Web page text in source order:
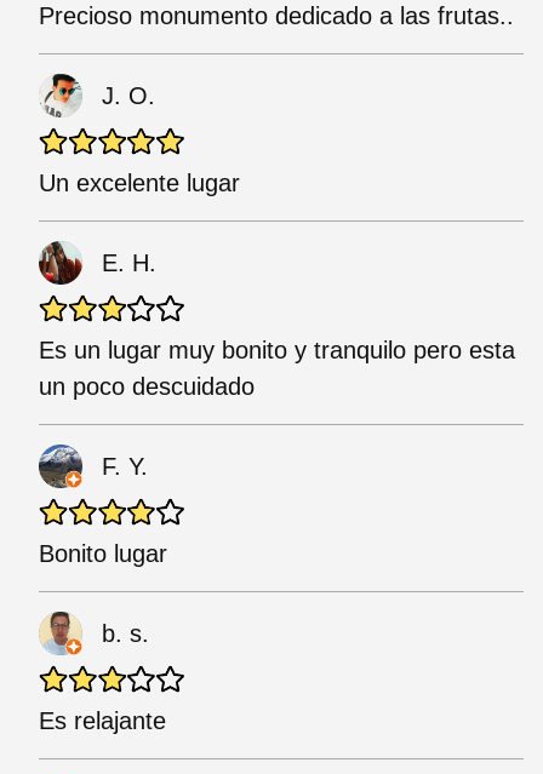
Precioso monumento dedicado a las frutas..
J. O.
Un excelente lugar
E. H.
Es un lugar muy bonito y tranquilo pero esta
un poco descuidado
F. Y.
Bonito lugar
b. s.
Es relajante